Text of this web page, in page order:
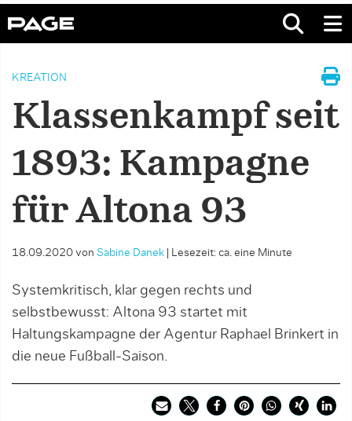
KREATION
Klassenkampf seit
1893: Kampagne
für Altona 93
18.09.2020 von Sabine Danek Lesezeit: ca. eine Minute
Systemkritisch, klar gegen rechts und
selbstbewusst: Altona 93 startet mit
Haltungskampagne der Agentur Raphael Brinkert in
die neue Fußball-Saison.